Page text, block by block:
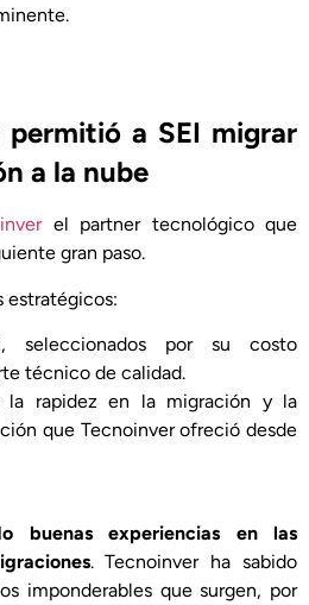
permitió a SEI migrar
a la nube
el partner tecnológico que
gran paso.
estratégicos:
, seleccionados por su costo
técnico de calidad.
la rapidez en la migración y la
que Tecnoinver ofreció desde
buenas experiencias en las
. Tecnoinver ha sabido
imponderables que surgen, por